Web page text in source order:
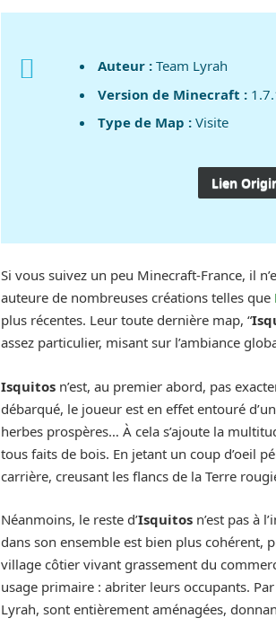
Auteur : Team Lyrah
Version de Minecraft :
Type de Map : Visite
Lien
Si vous suivez un peu Minecraft-France, il
auteure de nombreuses créations telles que
plus récentes. Leur toute dernière map, “
assez particulier, misant sur l’ambiance
Isquitos n’est, au premier abord, pas
débarqué, le joueur est en effet entouré
herbes prospères… À cela s’ajoute la
tous faits de bois. En jetant un coup d’oeil
carrière, creusant les flancs de la Terre
Néanmoins, le reste d’Isquitos n’est pas à
dans son ensemble est bien plus cohérent,
village côtier vivant grassement du
usage primaire : abriter leurs occupants.
Lyrah, sont entièrement aménagées,